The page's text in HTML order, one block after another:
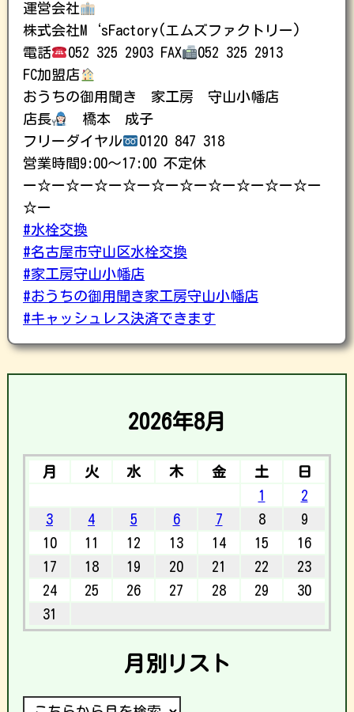
運営会社
株式会社M‘sFactory(エムズファクトリー)
電話
052 325 2903 FAX
052 325 2913
FC加盟店
おうちの御用聞き 家工房 守山小幡店
店長
橋本 成子
フリーダイヤル
0120 847 318
営業時間9:00〜17:00 不定休
ー☆ー☆ー☆ー☆ー☆ー☆ー☆ー☆ー☆ー☆ー
☆ー
#水栓交換
#名古屋市守山区水栓交換
#家工房守山小幡店
#おうちの御用聞き家工房守山小幡店
#キャッシュレス決済できます
2026年8月
月 火 水 木 金 土
日
1
2
3
4 5 6 7 8
9
10
11 12 13 14 15
16
17
18 19 20 21 22
23
24
25 26 27 28 29
30
31
月別リスト